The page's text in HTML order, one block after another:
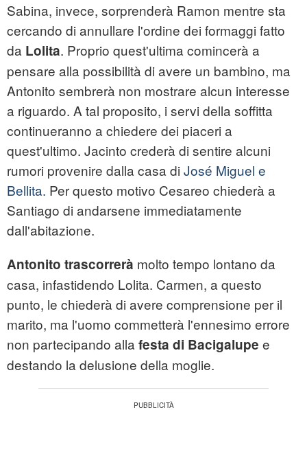
Sabina, invece, sorprenderà Ramon mentre sta
cercando di annullare l'ordine dei formaggi fatto
da Lolita. Proprio quest'ultima comincerà a
pensare alla possibilità di avere un bambino, ma
Antonito sembrerà non mostrare alcun interesse
a riguardo. A tal proposito, i servi della soffitta
continueranno a chiedere dei piaceri a
quest'ultimo. Jacinto crederà di sentire alcuni
rumori provenire dalla casa di José Miguel e
Bellita. Per questo motivo Cesareo chiederà a
Santiago di andarsene immediatamente
dall'abitazione.
Antonito trascorrerà molto tempo lontano da
casa, infastidendo Lolita. Carmen, a questo
punto, le chiederà di avere comprensione per il
marito, ma l'uomo commetterà l'ennesimo errore
non partecipando alla festa di Bacigalupe e
destando la delusione della moglie.